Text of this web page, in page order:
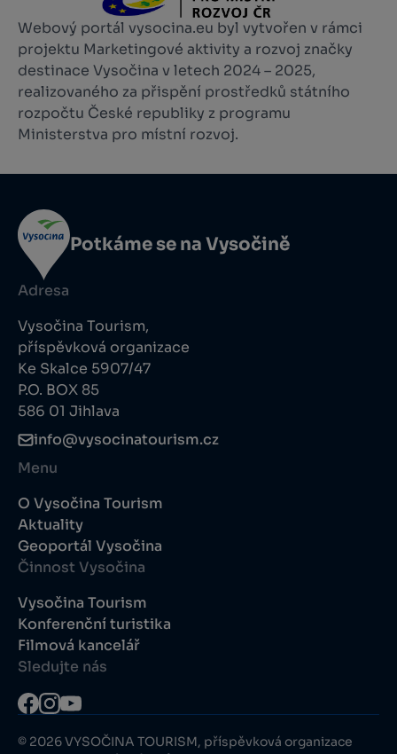
Webový portál vysocina.eu byl vytvořen v rámci
projektu Marketingové aktivity a rozvoj značky
destinace Vysočina v letech 2024 – 2025,
realizovaného za přispění prostředků státního
rozpočtu České republiky z programu
Ministerstva pro místní rozvoj.
Potkáme se na Vysočině
Adresa
Vysočina Tourism,
příspěvková organizace
Ke Skalce 5907/47
P.O. BOX 85
586 01 Jihlava
info@vysocinatourism.cz
Menu
O Vysočina Tourism
Aktuality
Geoportál Vysočina
Činnost Vysočina
Vysočina Tourism
Konferenční turistika
Filmová kancelář
Sledujte nás
© 2026 VYSOČINA TOURISM, příspěvková organizace